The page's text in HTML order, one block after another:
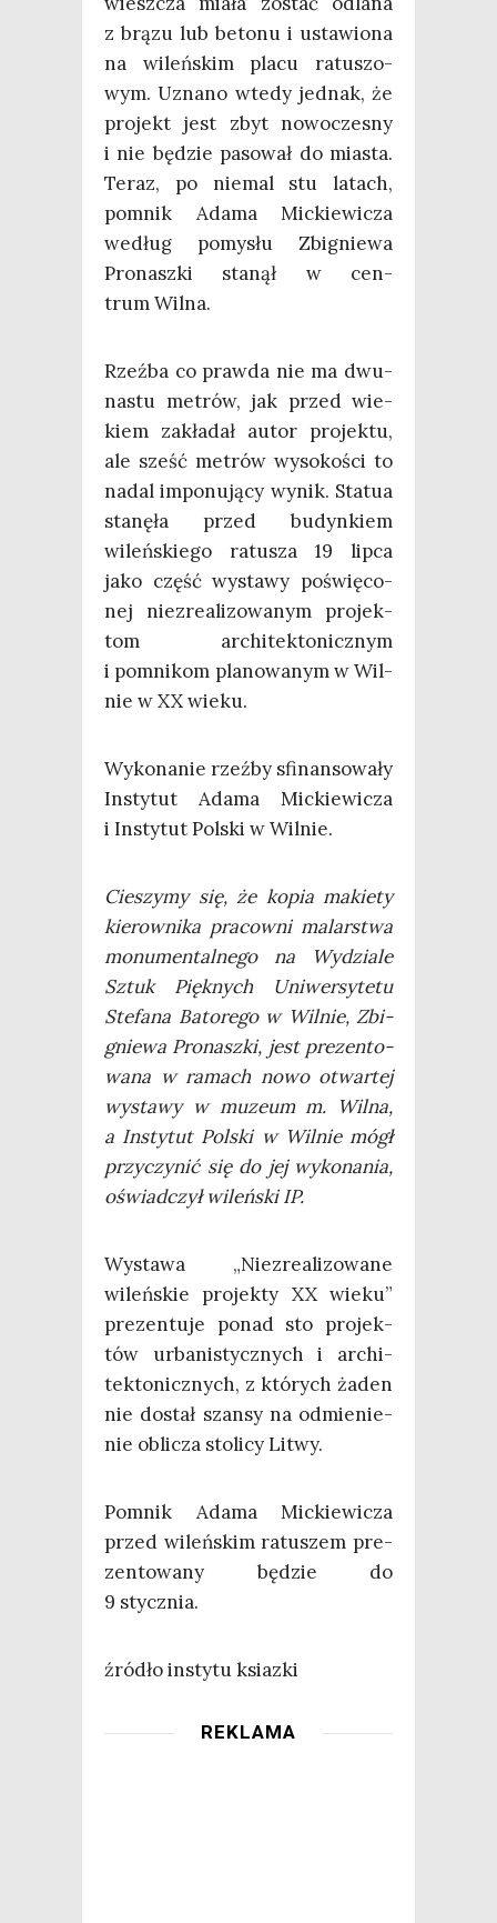
z brą­zu lub beto­nu i usta­wio­na
na wileń­skim pla­cu ratu­szo­
wym. Uzna­no wte­dy jed­nak, że
pro­jekt jest zbyt nowo­cze­sny
i nie będzie paso­wał do mia­sta.
Teraz, po nie­mal stu latach,
pomnik Ada­ma Mic­kie­wi­cza
według pomy­słu Zbi­gnie­wa
Pro­nasz­ki sta­nął w cen­
trum Wilna.
Rzeź­ba co praw­da nie ma dwu­
na­stu metrów, jak przed wie­
kiem zakła­dał autor pro­jek­tu,
ale sześć metrów wyso­ko­ści to
nadal impo­nu­ją­cy wynik. Sta­tua
sta­nę­ła przed budyn­kiem
wileń­skie­go ratu­sza 19 lip­ca
jako część wysta­wy poświę­co­
nej nie­zre­ali­zo­wa­nym pro­jek­
tom archi­tek­to­nicz­nym
i pomni­kom pla­no­wa­nym w Wil­
nie w XX wieku.
Wyko­na­nie rzeź­by sfi­nan­so­wa­ły
Insty­tut Ada­ma Mic­kie­wi­cza
i Insty­tut Pol­ski w Wilnie.
Cie­szy­my się, że kopia makie­ty
kie­row­ni­ka pra­cow­ni malar­stwa
monu­men­tal­ne­go na Wydzia­le
Sztuk Pięk­nych Uni­wer­sy­te­tu
Ste­fa­na Bato­re­go w Wil­nie, Zbi­
gnie­wa Pro­nasz­ki, jest pre­zen­to­
wa­na w ramach nowo otwar­tej
wysta­wy w muzeum m. Wil­na,
a Insty­tut Pol­ski w Wil­nie mógł
przy­czy­nić się do jej wyko­na­nia,
oświad­czył wileń­ski IP.
Wysta­wa „Nie­zre­ali­zo­wa­ne
wileń­skie pro­jek­ty XX wie­ku”
pre­zen­tu­je ponad sto pro­jek­
tów urba­ni­stycz­nych i archi­
tek­to­nicz­nych, z któ­rych żaden
nie dostał szan­sy na odmie­nie­
nie obli­cza sto­li­cy Litwy.
Pomnik Ada­ma Mic­kie­wi­cza
przed wileń­skim ratu­szem pre­
zen­to­wa­ny będzie do
9 stycznia.
źró­dło insty­tu ksiazki
REKLAMA